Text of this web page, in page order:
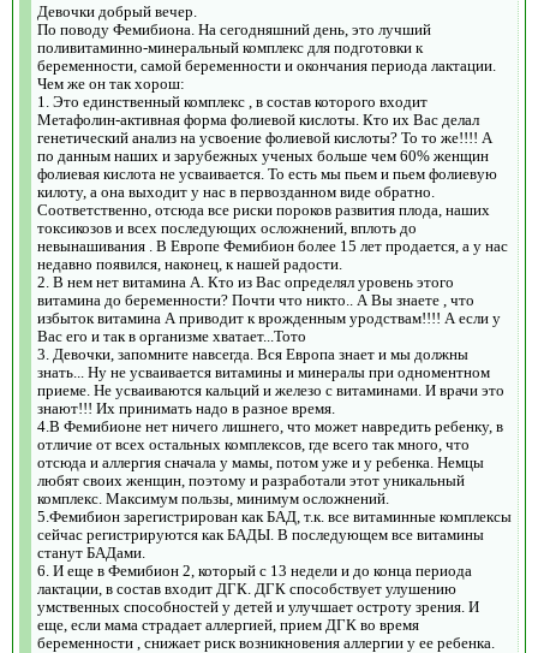
Девочки добрый вечер.
По поводу Фемибиона. На сегодняшний день, это лучший
поливитаминно-минеральный комплекс для подготовки к
беременности, самой беременности и окончания периода лактации.
Чем же он так хорош:
1. Это единственный комплекс , в состав которого входит
Метафолин-активная форма фолиевой кислоты. Кто их Вас делал
генетический анализ на усвоение фолиевой кислоты? То то же!!!! А
по данным наших и зарубежных ученых больше чем 60% женщин
фолиевая кислота не усваивается. То есть мы пьем и пьем фолиевую
килоту, а она выходит у нас в первозданном виде обратно.
Соответственно, отсюда все риски пороков развития плода, наших
токсикозов и всех последующих осложнений, вплоть до
невынашивания . В Европе Фемибион более 15 лет продается, а у нас
недавно появился, наконец, к нашей радости.
2. В нем нет витамина A. Кто из Вас определял уровень этого
витамина до беременности? Почти что никто.. А Вы знаете , что
избыток витамина А приводит к врожденным уродствам!!!! А если у
Вас его и так в организме хватает...Тото
3. Девочки, запомните навсегда. Вся Европа знает и мы должны
знать... Ну не усваивается витамины и минералы при одноментном
приеме. Не усваиваются кальций и железо с витаминами. И врачи это
знают!!! Их принимать надо в разное время.
4.В Фемибионе нет ничего лишнего, что может навредить ребенку, в
отличие от всех остальных комплексов, где всего так много, что
отсюда и аллергия сначала у мамы, потом уже и у ребенка. Немцы
любят своих женщин, поэтому и разработали этот уникальный
комплекс. Максимум пользы, минимум осложнений.
5.Фемибион зарегистрирован как БАД, т.к. все витаминные комплексы
сейчас регистрируются как БАДЫ. В последующем все витамины
станут БАДами.
6. И еще в Фемибион 2, который с 13 недели и до конца периода
лактации, в состав входит ДГК. ДГК способствует улушению
умственных способностей у детей и улучшает остроту зрения. И
еще, если мама страдает аллергией, прием ДГК во время
беременности , снижает риск возникновения аллергии у ее ребенка.